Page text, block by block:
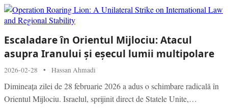
Escaladare în Orientul Mijlociu: Atacul
asupra Iranului și eșecul lumii multipolare
2026-02-28 • Hassan Ahmadi
Dimineața zilei de 28 februarie 2026 a adus o schimbare radicală în
Orientul Mijlociu. Israelul, sprijinit direct de Statele Unite,…